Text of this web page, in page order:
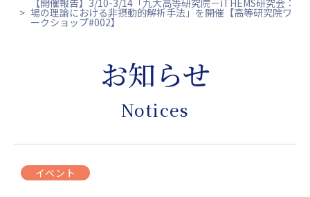
【開催報告】3/10-3/14「九大高等研究院－iTHEMS研究会：
場の理論における非摂動的解析手法」を開催【高等研究院ワ
ークショップ#002】
お知らせ
Notices
イベント